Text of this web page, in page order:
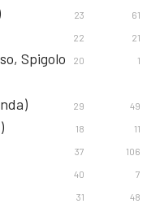
23 61
22 21
Spigolo
20 1
29 49
18 11
37 106
40 7
31 48